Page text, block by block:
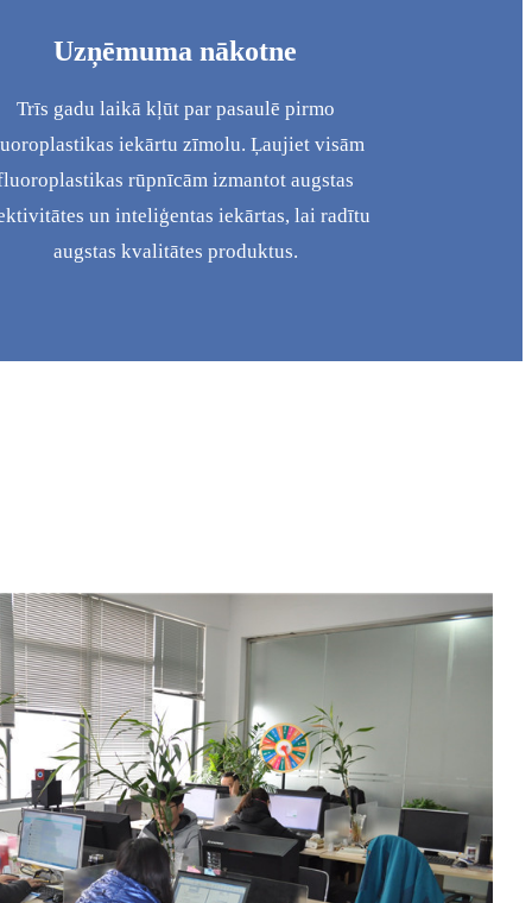
Uzņēmuma nākotne
Trīs gadu laikā kļūt par pasaulē pirmo
iekārtu zīmolu. Ļaujiet visām
rūpnīcām izmantot augstas
un inteliģentas iekārtas, lai radītu
augstas kvalitātes produktus.